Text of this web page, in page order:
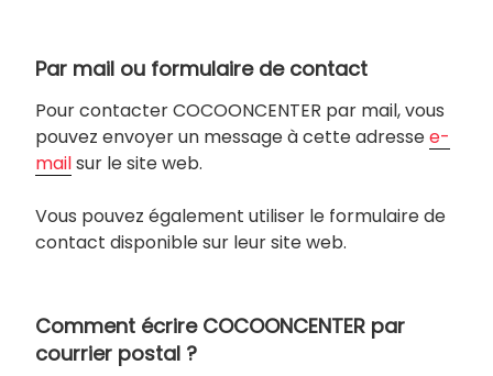
Par mail ou formulaire de contact
Pour contacter COCOONCENTER par mail, vous
pouvez envoyer un message à cette adressee-
mailsur le site web.
Vous pouvez également utiliser le formulaire de
contact disponible sur leur site web.
Comment écrire COCOONCENTER par
courrier postal ?